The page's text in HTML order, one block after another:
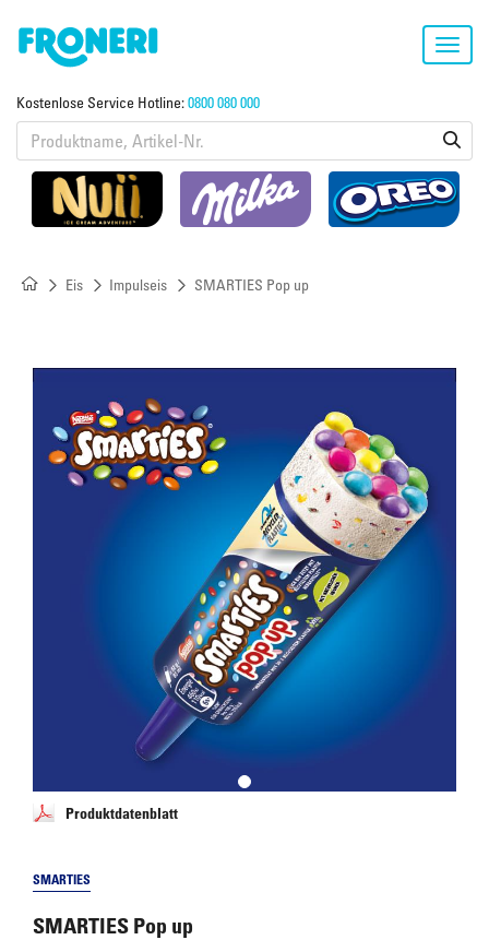
Kostenlose Service Hotline:0800 080 000
Eis Impulseis SMARTIES Pop up
Produktdatenblatt
SMARTIES
SMARTIES Pop up